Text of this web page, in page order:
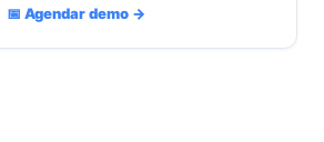
📅 Agendar demo →